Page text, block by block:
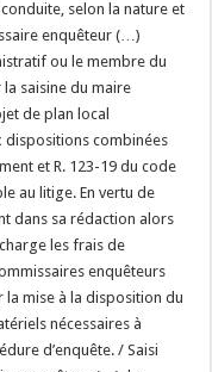
conduite, selon la nature et
enquêteur (…)
ou le membre du
saisine du maire
de plan local
dispositions combinées
et R. 123-19 du code
au litige. En vertu de
dans sa rédaction alors
les frais de
enquêteurs
mise à la disposition du
nécessaires à
d’enquête. / Saisi